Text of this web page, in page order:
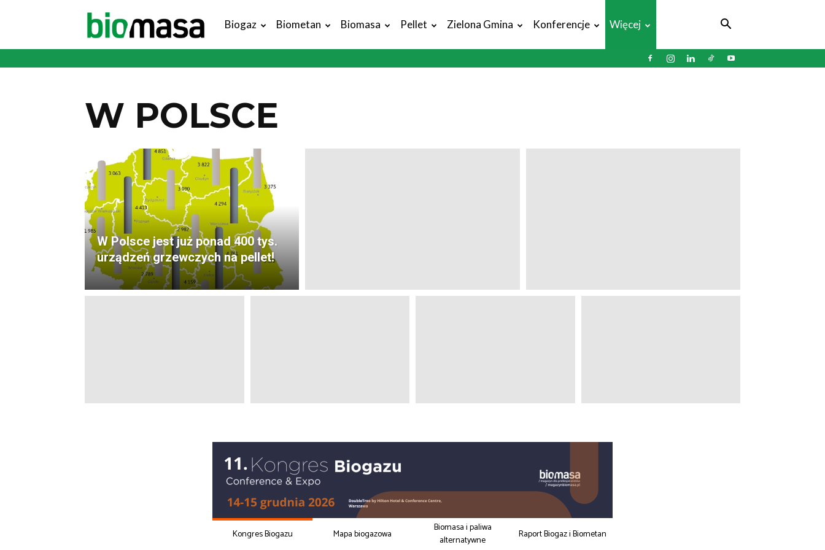
Magazyn
Biogaz Biometan Biomasa Pellet Zielona Gmina Konferencje Więcej
W POLSCE
W Polsce jest już ponad 400 tys.
urządzeń grzewczych na pellet!
Kongres Biogazu Mapa biogazowa
Biomasa i paliwa
alternatywne
Raport Biogaz i Biometan